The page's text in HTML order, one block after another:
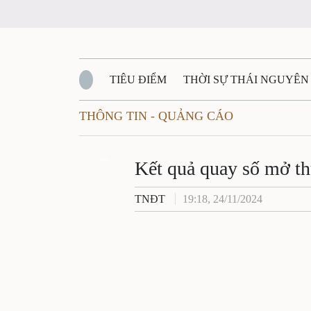
TIÊU ĐIỂM THỜI SỰ THÁI NGUYÊN
QUỐC PHÒNG - AN NINH
QUÊ HƯƠNG - ĐẤT NƯỚC QUỐC TẾ
VĂN BẢN, CHÍNH SÁCH MỚI VĂN
THÔNG TIN - QUẢNG CÁO
Kết quả quay số mở
TNĐT 19:18, 24/11/2024